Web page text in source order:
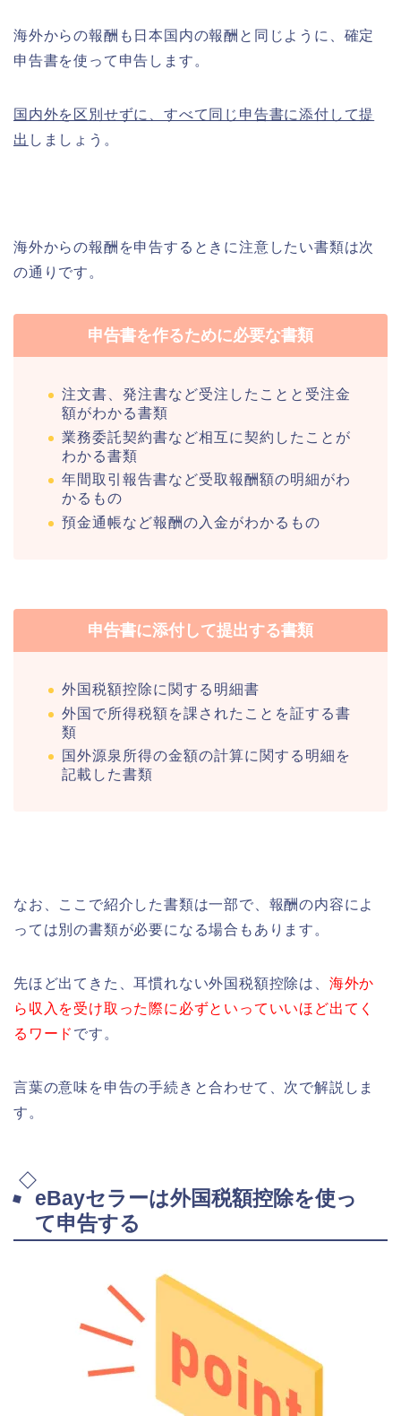
海外からの報酬も日本国内の報酬と同じように、確定
申告書を使って申告します。
国内外を区別せずに、すべて同じ申告書に添付して提
出 しましょう。
海外からの報酬を申告するときに注意したい書類は次
の通りです。
申告書を作るために必要な書類
注文書、発注書など受注したことと受注金
額がわかる書類
業務委託契約書など相互に契約したことが
わかる書類
年間取引報告書など受取報酬額の明細がわ
かるもの
預金通帳など報酬の入金がわかるもの
申告書に添付して提出する書類
外国税額控除に関する明細書
外国で所得税額を課されたことを証する書
類
国外源泉所得の金額の計算に関する明細を
記載した書類
なお、ここで紹介した書類は一部で、報酬の内容によ
っては別の書類が必要になる場合もあります。
先ほど出てきた、耳慣れない外国税額控除は、 海外か
ら収入を受け取った際に必ずといっていいほど出てく
るワード です。
言葉の意味を申告の手続きと合わせて、次で解説しま
す。
eBayセラーは外国税額控除を使っ
て申告する